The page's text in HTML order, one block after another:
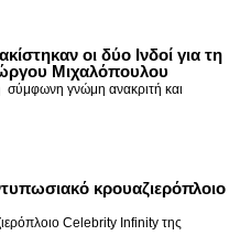
οι δύο Ινδοί για τη
Μιχαλόπουλου
σύμφωνη γνώμη ανακριτή και
κρουαζιερόπλοιο
Celebrity Infinity της